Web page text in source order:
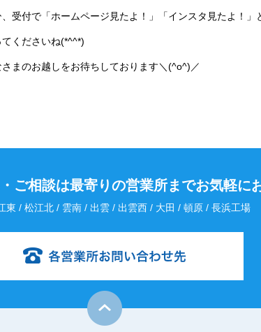
、受付で「ホームページ見たよ！」「インスタ見たよ！」
てくださいね(*^^*)
さまのお越しをお待ちしております＼(^o^)／
ご相談は最寄りの営業所までお気軽に
東 / 松江北 / 雲南 / 出雲 / 出雲西 / 大田 / 頓原 / 長浜工場